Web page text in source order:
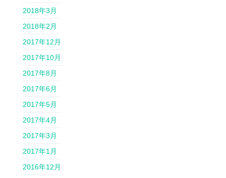
2018年3月
2018年2月
2017年12月
2017年10月
2017年8月
2017年6月
2017年5月
2017年4月
2017年3月
2017年1月
2016年12月